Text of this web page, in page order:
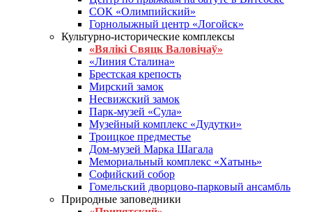
СОК «Олимпийский»
Горнолыжный центр «Логойск»
Культурно-исторические комплексы
«Вялікі Свяцк Валовічаў»
«Линия Сталина»
Брестская крепость
Мирский замок
Несвижский замок
Парк-музей «Сула»
Музейный комплекс «Дудутки»
Троицкое предместье
Дом-музей Марка Шагала
Мемориальный комплекс «Хатынь»
Софийский собор
Гомельский дворцово-парковый ансамбль
Природные заповедники